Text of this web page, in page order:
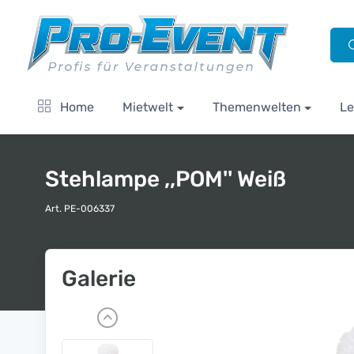
Home Mietwelt Themenwelten
Stehlampe ,,POM'' Weiß
Art. PE-006337
Galerie
P
r